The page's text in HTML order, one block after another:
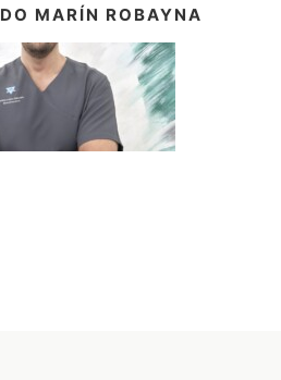
MARÍN ROBAYNA